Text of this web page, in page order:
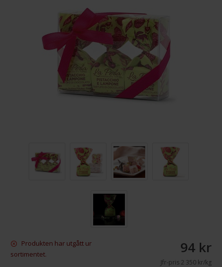
Produkten har utgått ur
sortimentet.
94 kr
Jfr-pris2 350 kr/kg